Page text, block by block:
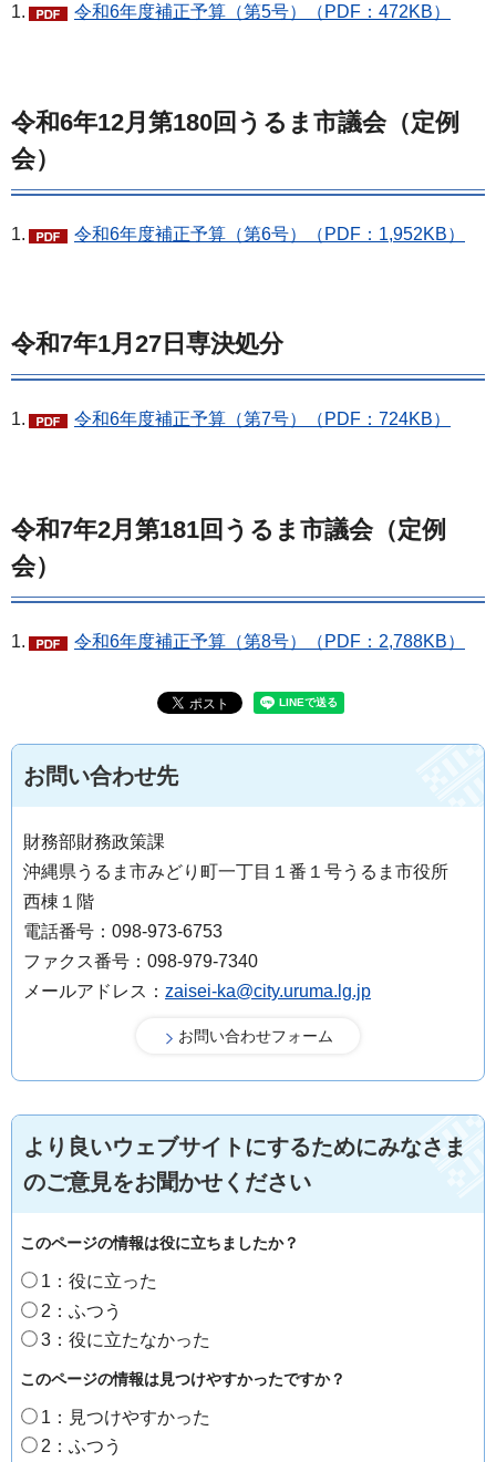
1. 令和6年度補正予算（第5号）（PDF：472KB）
令和6年12月第180回うるま市議会（定例
会）
1. 令和6年度補正予算（第6号）（PDF：1,952KB）
令和7年1月27日専決処分
1. 令和6年度補正予算（第7号）（PDF：724KB）
令和7年2月第181回うるま市議会（定例
会）
1. 令和6年度補正予算（第8号）（PDF：2,788KB）
お問い合わせ先
財務部財務政策課
沖縄県うるま市みどり町一丁目１番１号うるま市役所
西棟１階
電話番号：098-973-6753
ファクス番号：098-979-7340
メールアドレス： zaisei-ka@city.uruma.lg.jp
より良いウェブサイトにするためにみなさま
のご意見をお聞かせください
このページの情報は役に立ちましたか？
1：役に立った
2：ふつう
3：役に立たなかった
このページの情報は見つけやすかったですか？
1：見つけやすかった
2：ふつう